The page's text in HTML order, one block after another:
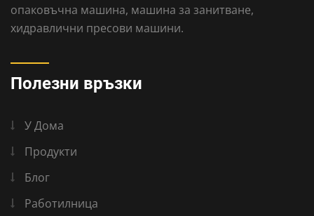
опаковъчна машина, машина за занитване,
хидравлични пресови машини.
Полезни връзки
У Дома
Продукти
Блог
Работилница